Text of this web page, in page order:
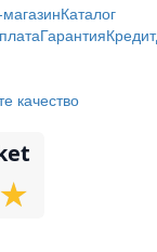
Каталог
ГарантияКредит
★
★